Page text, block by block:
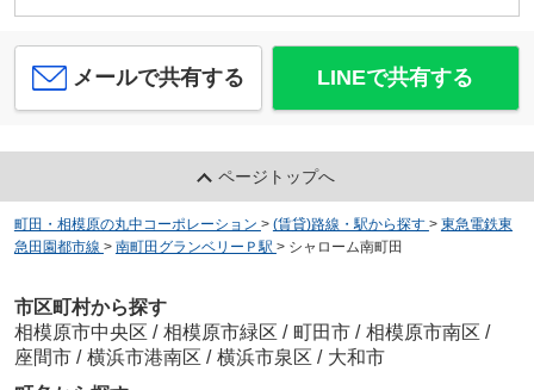
メールで共有する LINEで共有する
ページトップへ
町田・相模原の丸中コーポレーション > (賃貸)路線・駅から探す > 東急電鉄東
急田園都市線 > 南町田グランベリーＰ駅 > シャローム南町田
市区町村から探す
相模原市中央区 / 相模原市緑区 / 町田市 / 相模原市南区 /
座間市 / 横浜市港南区 / 横浜市泉区 / 大和市